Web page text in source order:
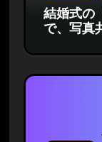
結婚式の
で、写真